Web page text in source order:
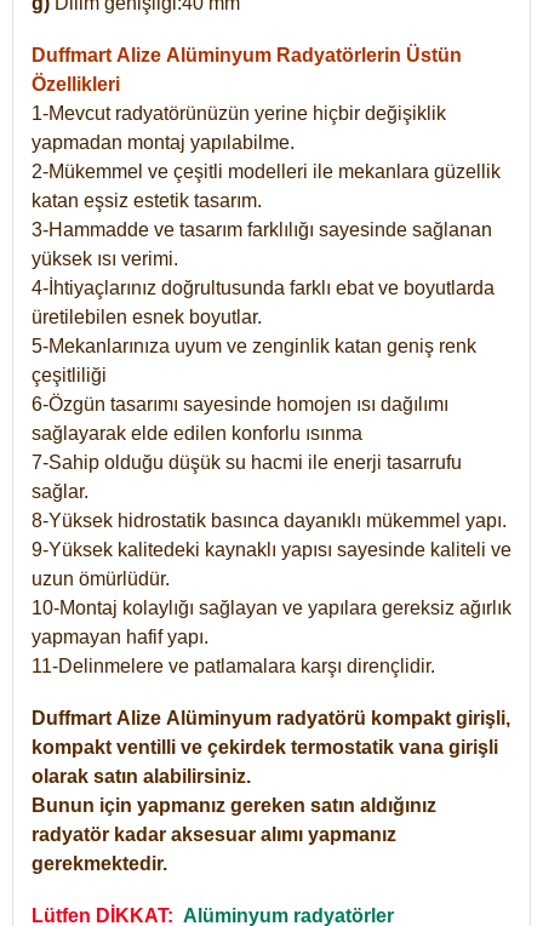
Duffmart Alize Alüminyum Radyatörlerin Üstün
Özellikleri
1-Mevcut radyatörünüzün yerine hiçbir değişiklik
yapmadan montaj yapılabilme.
2-Mükemmel ve çeşitli modelleri ile mekanlara güzellik
katan eşsiz estetik tasarım.
3-Hammadde ve tasarım farklılığı sayesinde sağlanan
yüksek ısı verimi.
4-İhtiyaçlarınız doğrultusunda farklı ebat ve boyutlarda
üretilebilen esnek boyutlar.
5-Mekanlarınıza uyum ve zenginlik katan geniş renk
çeşitliliği
6-Özgün tasarımı sayesinde homojen ısı dağılımı
sağlayarak elde edilen konforlu ısınma
7-Sahip olduğu düşük su hacmi ile enerji tasarrufu
sağlar.
8-Yüksek hidrostatik basınca dayanıklı mükemmel yapı.
9-Yüksek kalitedeki kaynaklı yapısı sayesinde kaliteli ve
uzun ömürlüdür.
10-Montaj kolaylığı sağlayan ve yapılara gereksiz ağırlık
yapmayan hafif yapı.
11-Delinmelere ve patlamalara karşı dirençlidir.
Duffmart Alize Alüminyum radyatörü kompakt girişli,
kompakt ventilli ve çekirdek termostatik vana girişli
olarak satın alabilirsiniz.
Bunun için yapmanız gereken satın aldığınız
radyatör kadar aksesuar alımı yapmanız
gerekmektedir.
Lütfen DİKKAT: Alüminyum radyatörler